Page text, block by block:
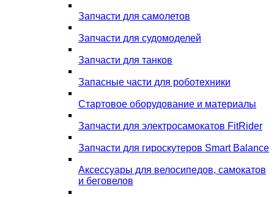
Запчасти для самолетов
Запчасти для судомоделей
Запчасти для танков
Запасные части для роботехники
Стартовое оборудование и материалы
Запчасти для электросамокатов FitRider
Запчасти для гироскутеров Smart Balance
Аксессуары для велосипедов, самокатов
и беговелов